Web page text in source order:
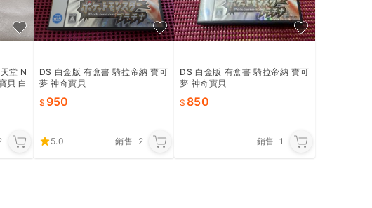
堂 N
貝 白
DS 白金版 有盒書 騎拉帝納 寶可
夢 神奇寶貝
950
5.0 銷售 2
DS 白金版 有盒書 騎拉帝納 寶可
夢 神奇寶貝
850
銷售 1